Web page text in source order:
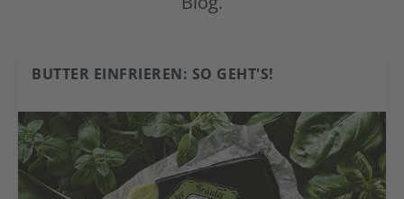
BUTTER EINFRIEREN: SO GEHT'S!